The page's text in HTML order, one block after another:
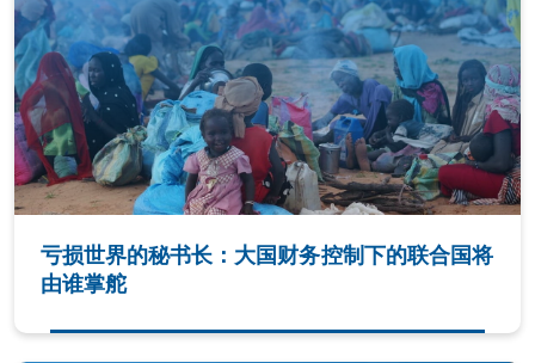
亏损世界的秘书长：大国财务控制下的联合国将
由谁掌舵